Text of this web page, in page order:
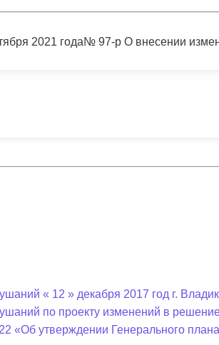
Контактная информация
органов местного
« 12 » декабря 2017 год г.
по проекту изменений в
«Об утверждении Генерального